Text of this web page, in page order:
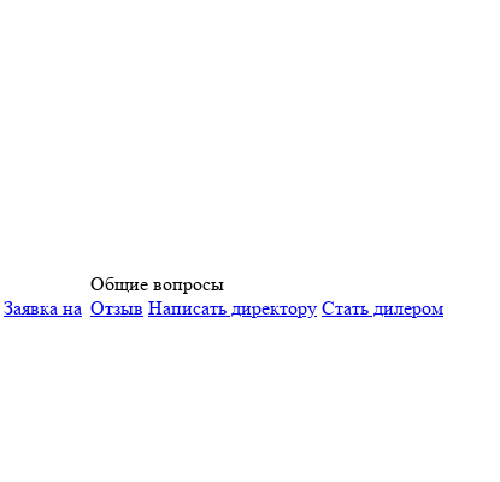
Заявка на
Общие вопросы
Отзыв Написать директору Стать дилером